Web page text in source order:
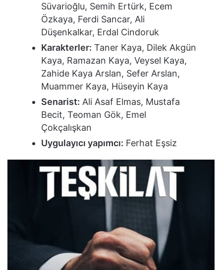
Süvarioğlu, Semih Ertürk, Ecem
Özkaya, Ferdi Sancar, Ali
Düşenkalkar, Erdal Cindoruk
Karakterler: Taner Kaya, Dilek Akgün
Kaya, Ramazan Kaya, Veysel Kaya,
Zahide Kaya Arslan, Sefer Arslan,
Muammer Kaya, Hüseyin Kaya
Senarist: Ali Asaf Elmas, Mustafa
Becit, Teoman Gök, Emel
Çokçalışkan
Uygulayıcı yapımcı: Ferhat Eşsiz